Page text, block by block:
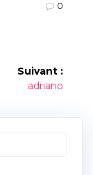
0
Suivant :
Article
adriano